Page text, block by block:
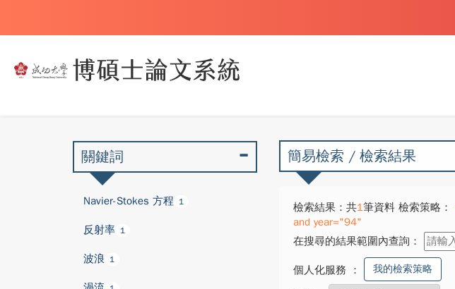
簡易檢索 / 檢索結果
檢索結果：共1筆資料 檢索策略：
and year="94"
在搜尋的結果範圍內查詢：
個人化服務 ： 我的檢索策略
關鍵詞
Navier-Stokes 方程 1
反射率 1
波浪 1